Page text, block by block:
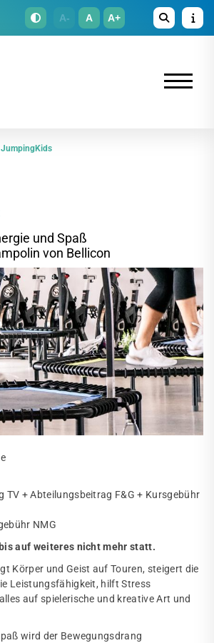
A- A A+
JumpingKids
und Spaß
von Bellicon
TV + Abteilungsbeitrag F&G + Kursgebühr
NMG
auf weiteres nicht mehr statt.
Körper und Geist auf Touren, steigert die
Leistungsfähigkeit, hilft Stress
auf spielerische und kreative Art und
wird der Bewegungsdrang